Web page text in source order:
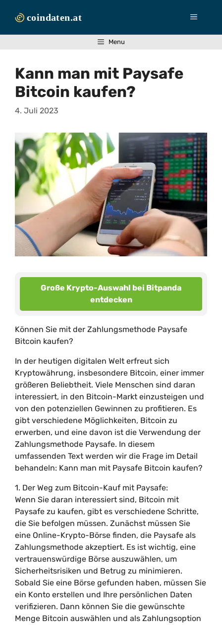
Inhalt
Menü
Menu
Kann man mit Paysafe
Bitcoin kaufen?
4. Juli 2023
Große Krypto-Auswahl bei Bitpanda
entdecken
Können Sie mit der Zahlungsmethode Paysafe
Bitcoin kaufen?
In der heutigen digitalen Welt erfreut sich
Kryptowährung, insbesondere Bitcoin, einer immer
größeren Beliebtheit. Viele Menschen sind daran
interessiert, in den Bitcoin-Markt einzusteigen und
von den potenziellen Gewinnen zu profitieren. Es
gibt verschiedene Möglichkeiten, Bitcoin zu
erwerben, und eine davon ist die Verwendung der
Zahlungsmethode Paysafe. In diesem
umfassenden Text werden wir die Frage im Detail
behandeln: Kann man mit Paysafe Bitcoin kaufen?
1. Der Weg zum Bitcoin-Kauf mit Paysafe:
Wenn Sie daran interessiert sind, Bitcoin mit
Paysafe zu kaufen, gibt es verschiedene Schritte,
die Sie befolgen müssen. Zunächst müssen Sie
eine Online-Krypto-Börse finden, die Paysafe als
Zahlungsmethode akzeptiert. Es ist wichtig, eine
vertrauenswürdige Börse auszuwählen, um
Sicherheitsrisiken und Betrug zu minimieren.
Sobald Sie eine Börse gefunden haben, müssen Sie
ein Konto erstellen und Ihre persönlichen Daten
verifizieren. Dann können Sie die gewünschte
Menge Bitcoin auswählen und als Zahlungsoption